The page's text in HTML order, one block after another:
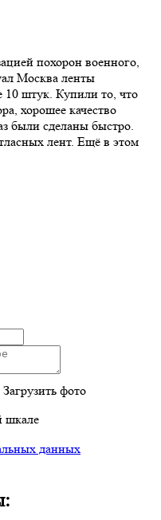
похорон военного,
Москва ленты
10 штук. Купили то, что
хорошее качество
были сделаны быстро.
лент. Ещё в этом
Загрузить фото
шкале
данных